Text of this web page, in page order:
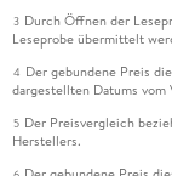
3 Durch Öffnen der
Leseprobe übermittelt
4 Der gebundene Preis
dargestellten Datums vom
5 Der Preisvergleich
Herstellers.